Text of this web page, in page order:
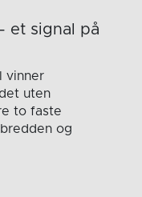
et signal på
vinner
uten
to faste
og